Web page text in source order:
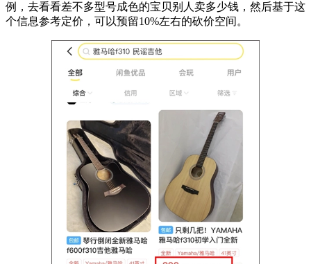
例，去看看差不多型号成色的宝贝别人卖多少钱，然后基于这
个信息参考定价，可以预留10%左右的砍价空间。